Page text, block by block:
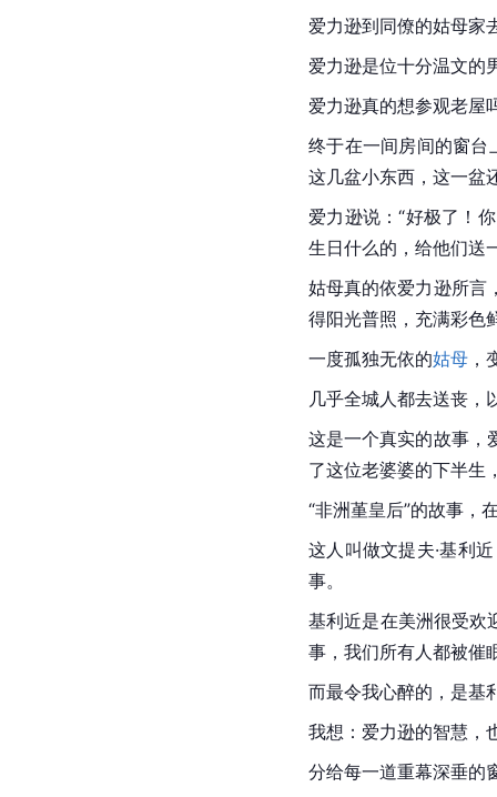
爱力逊到同僚的姑母家
爱力逊是位十分温文的
爱力逊真的想参观老屋
终于在一间房间的窗
这几盆小东西，这一盆
爱力逊说：“好极了！
生日什么的，给他们送
姑母真的依爱力逊所言
得阳光普照，充满彩色
一度孤独无依的姑母
几乎全城人都去送丧，
这是一个真实的故事，
了这位老婆婆的下半生
“非洲堇皇后”的故事，
这人叫做文提夫·基利
事。
基利近是在美洲很受欢
事，我们所有人都被催
而最令我心醉的，是基
我想 ：爱力逊的智慧
分给每一道重幕深垂的